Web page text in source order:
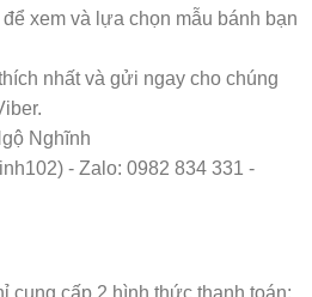
xem và lựa chọn mẫu bánh bạn
nhất và gửi ngay cho chúng
Nghĩnh
- Zalo: 0982 834 331 -
cung cấp 2 hình thức thanh toán: